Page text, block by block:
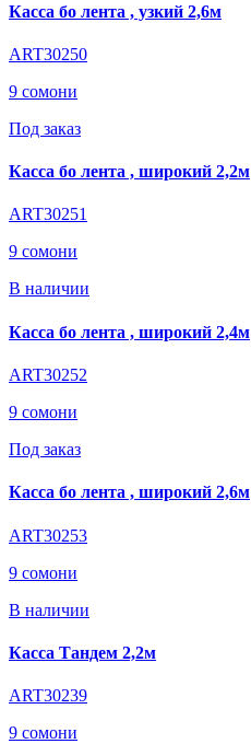
Касса бо лента , узкий 2,6м
ART30250
9 сомони
Под заказ
Касса бо лента , широкий 2,2м
ART30251
9 сомони
В наличии
Касса бо лента , широкий 2,4м
ART30252
9 сомони
Под заказ
Касса бо лента , широкий 2,6м
ART30253
9 сомони
В наличии
Касса Тандем 2,2м
ART30239
9 сомони